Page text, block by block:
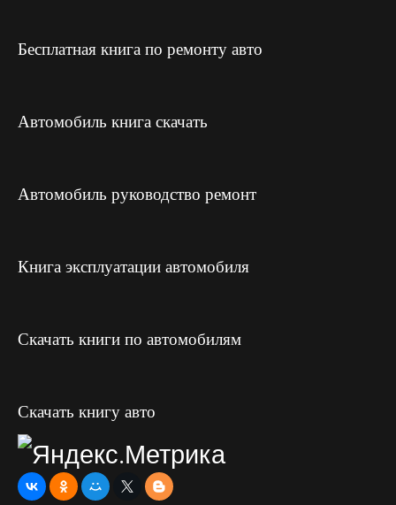
Бесплатная книга по ремонту авто
Автомобиль книга скачать
Автомобиль руководство ремонт
Книга эксплуатации автомобиля
Скачать книги по автомобилям
Скачать книгу авто